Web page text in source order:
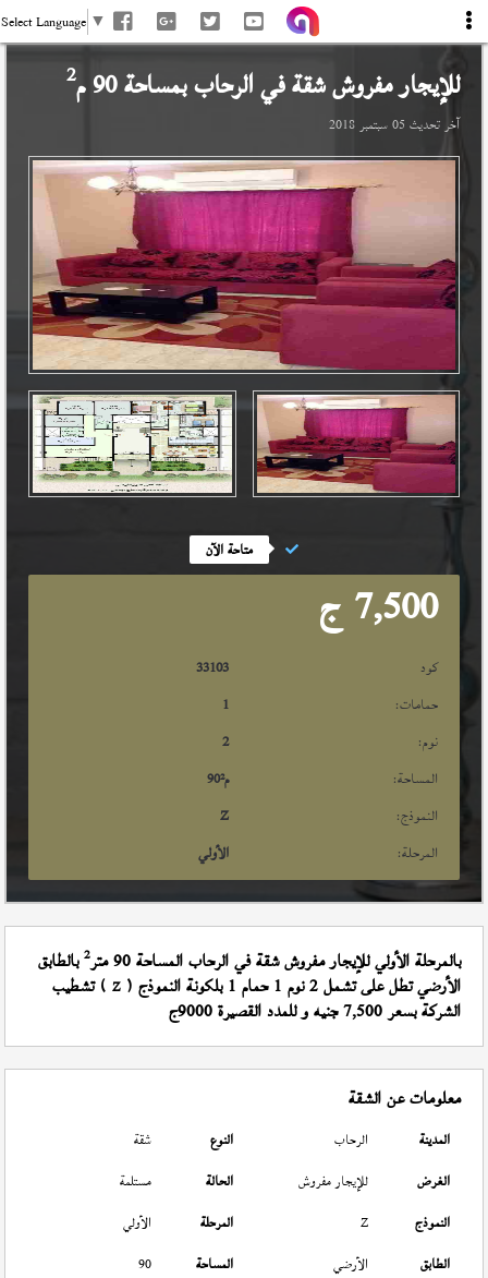
Select Language ▼
للإيجار مفروش شقة فيالرحاببمساحة 90 م 2
آخر تحديث 05 سبتمبر 2018
متاحة الآن
7,500 ج
كود
33103
حمامات:
1
نوم:
2
المساحة:
90م²
النموذج:
Z
المرحلة:
الأولي
بالمرحلة الأولي للإيجار مفروش شقة في الرحاب المساحة 90 متر 2بالطابق
الأرضي تطل على تشمل 2 نوم 1 حمام 1 بلكونة النموذج ( Z ) تشطيب
الشركة بسعر 7,500 جنيه و للمدد القصيرة 9000ج
معلومات عن الشقة
المدينة الرحاب النوع
شقة
الغرض
للإيجار مفروش الحالة
مستلمة
النموذج
Z المرحلة
الأولي
الطابق
الأرضي المساحة
90